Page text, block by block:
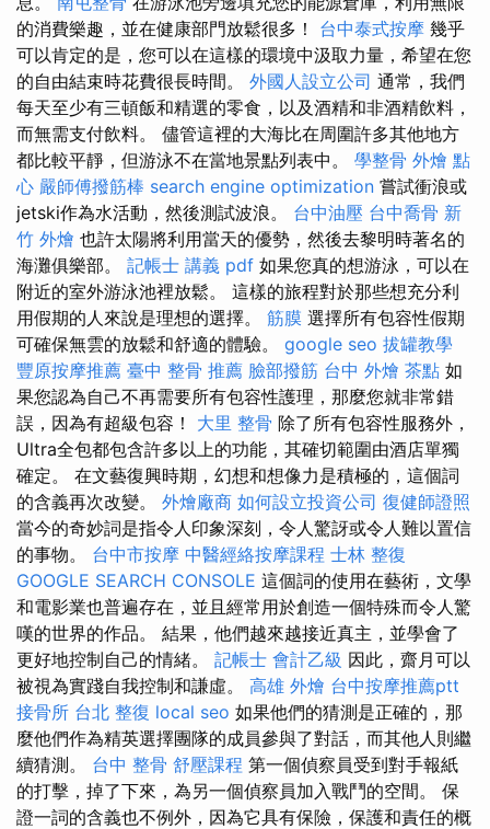
的消費樂趣，並在健康部門放鬆很多！ 台中泰式按摩 幾乎
可以肯定的是，您可以在這樣的環境中汲取力量，希望在您
的自由結束時花費很長時間。 外國人設立公司 通常，我們
每天至少有三頓飯和精選的零食，以及酒精和非酒精飲料，
而無需支付飲料。 儘管這裡的大海比在周圍許多其他地方
都比較平靜，但游泳不在當地景點列表中。 學整骨 外燴 點
心 嚴師傅撥筋棒 search engine optimization 嘗試衝浪或
jetski作為水活動，然後測試波浪。 台中油壓 台中喬骨 新
竹 外燴 也許太陽將利用當天的優勢，然後去黎明時著名的
海灘俱樂部。 記帳士 講義 pdf 如果您真的想游泳，可以在
附近的室外游泳池裡放鬆。 這樣的旅程對於那些想充分利
用假期的人來說是理想的選擇。 筋膜 選擇所有包容性假期
可確保無雲的放鬆和舒適的體驗。 google seo 拔罐教學
豐原按摩推薦 臺中 整骨 推薦 臉部撥筋 台中 外燴 茶點 如
果您認為自己不再需要所有包容性護理，那麼您就非常錯
誤，因為有超級包容！ 大里 整骨 除了所有包容性服務外，
Ultra全包都包含許多以上的功能，其確切範圍由酒店單獨
確定。 在文藝復興時期，幻想和想像力是積極的，這個詞
的含義再次改變。 外燴廠商 如何設立投資公司 復健師證照
當今的奇妙詞是指令人印象深刻，令人驚訝或令人難以置信
的事物。 台中市按摩 中醫經絡按摩課程 士林 整復
GOOGLE SEARCH CONSOLE 這個詞的使用在藝術，文學
和電影業也普遍存在，並且經常用於創造一個特殊而令人驚
嘆的世界的作品。 結果，他們越來越接近真主，並學會了
更好地控制自己的情緒。 記帳士 會計乙級 因此，齋月可以
被視為實踐自我控制和謙虛。 高雄 外燴 台中按摩推薦ptt
接骨所 台北 整復 local seo 如果他們的猜測是正確的，那
麼他們作為精英​​選擇團隊的成員參與了對話，而其他人則繼
續猜測。 台中 整骨 舒壓課程 第一個偵察員受到對手報紙
的打擊，掉了下來，為另一個偵察員加入戰鬥的空間。 保
證一詞的含義也不例外，因為它具有保險，保護和責任的概